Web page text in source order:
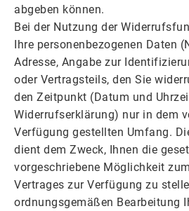
abgeben können.
Bei der Nutzung der
Ihre personenbezogenen Daten
Adresse, Angabe zur
oder Vertragsteils, den Sie
den Zeitpunkt (Datum und
Widerrufserklärung) nur in dem
Verfügung gestellten Umfang.
dient dem Zweck, Ihnen die
vorgeschriebene Möglichkeit
Vertrages zur Verfügung zu
ordnungsgemäßen Bearbeitung